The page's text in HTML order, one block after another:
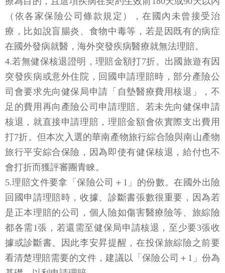
（依各家保險公司條款規定），在國內未曾接受治
療，比如說盲腸炎、食物中毒等，若是因既有的病症
在國外發病就醫，海外突發疾病醫療就無法理賠。
4.若無健保核退證明，理賠金額打7折。出國旅遊有因
突發疾病或意外住院，回國申請理賠時，部分產險公
司會要求先向健保局申請「自墊醫療費用核退」，不
足的費用再向產險公司申請理賠。若未先向健保申請
核退，就直接申請理賠，理賠金額會依實際支出費用
打7折。但本次入選的華南產物旅行綜合險與南山產物
旅行平安綜合保險，因為即使有健保核退，給付也不
會打折而獲評審團青睞。
5.理賠文件要拿「保險公司＋1」的份數。在國外出險
回國申請理賠時，收據、診斷書張數很重要，因為若
是正本理賠的公司，個人險如傷害醫療險等、旅綜險
都各需1張，若還需至健保局申請核退，至少要3張收
據或診斷書。因此李安昇提醒，在投保旅綜險之前要
看清楚理賠需要的文件，建議以「保險公司＋1」份為